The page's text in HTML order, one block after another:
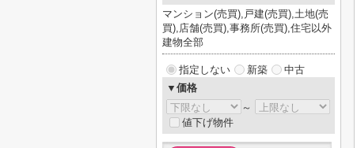
マンション(売買),戸建(売買),土地(売
買),店舗(売買),事務所(売買),住宅以外
建物全部
指定しない 新築
中古
▼価格
～
値下げ物件